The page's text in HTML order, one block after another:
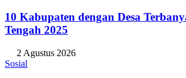
10 Kabupaten dengan Desa
Tengah 2025
2 Agustus 2026
Sosial